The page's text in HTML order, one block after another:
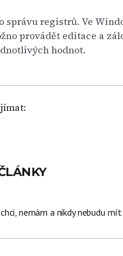
správu registrů. Ve
provádět editace a
hodnot.
nemám a nikdy nebudu